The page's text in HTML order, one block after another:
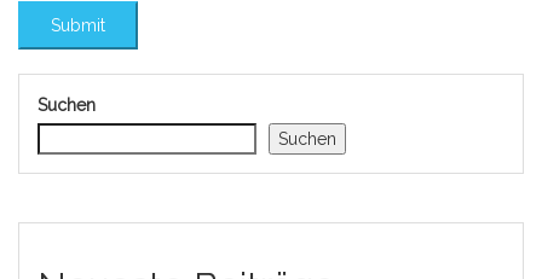
Suchen
Suchen